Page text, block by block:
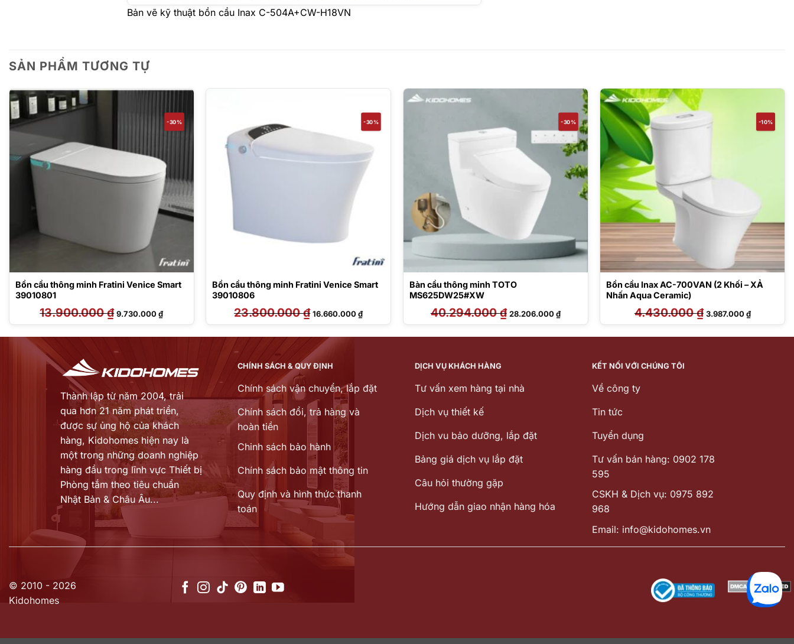
Bản vẽ kỹ thuật bồn cầu Inax C-504A+CW-H18VN
SẢN PHẨM TƯƠNG TỰ
-30%
Bồn cầu thông minh Fratini Venice Smart
39010801
13.900.000₫ Giá
gốc
là:
9.730.000₫Giá
hiện
tại
9.730.000 ₫.
-30%
Bồn cầu thông minh Fratini Venice Smart
39010806
23.800.000₫ Giá
gốc
là:
16.660.000₫Giá
hiện
tại
16.660.000 ₫.
-30%
Bàn cầu thông minh TOTO
MS625DW25#XW
40.294.000₫ Giá
gốc
là:
28.206.000₫Giá
hiện
tại
28.206.000 ₫.
-10%
Bồn cầu Inax AC-700VAN (2 Khối – XẢ
Nhấn Aqua Ceramic)
4.430.000₫ Giá
gốc
là:
3.987.000₫Giá
hiện
tại
3.987.000
₫.
Thành lập từ năm 2004, trải
qua hơn 21 năm phát triển,
được sự ủng hộ của khách
hàng, Kidohomes hiện nay là
một trong những doanh nghiệp
hàng đầu trong lĩnh vực Thiết bị
Phòng tắm theo tiêu chuẩn
Nhật Bản & Châu Âu...
CHÍNH SÁCH & QUY ĐỊNH
Chính sách vận chuyển, lắp đặt
Chính sách đổi, trả hàng và
hoàn tiền
Chinh sách bảo hành
Chính sách bảo mật thông tin
Quy định và hình thức thanh
toán
DỊCH VỤ KHÁCH HÀNG
Tư vấn xem hàng tại nhà
Dịch vụ thiết kế
Dịch vu bảo dưỡng, lắp đặt
Bảng giá dịch vụ lắp đặt
Câu hỏi thường gặp
Hướng dẫn giao nhận hàng hóa
KẾT NỐI VỚI CHÚNG TÔI
Về công ty
Tin tức
Tuyển dụng
Tư vấn bán hàng: 0902 178
595
CSKH & Dịch vụ: 0975 892
968
Email: info@kidohomes.vn
© 2010 - 2026
Kidohomes